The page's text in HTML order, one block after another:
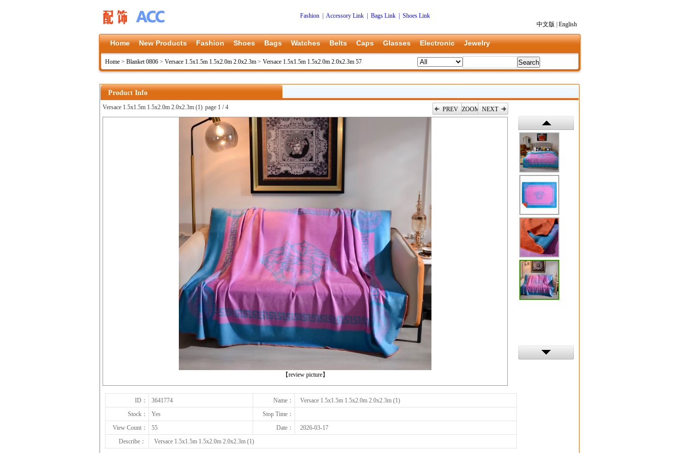
Fashion Accessory Link Bags Link
Shoes Link
中文版
English
Home New Products Fashion Shoes Bags Watches Belts Caps Glasses Electronic Jewelry
Home > Blanket 0806 > Versace 1.5x1.5m 1.5x2.0m 2.0x2.3m > Versace 1.5x1.5m 1.5x2.0m 2.0x2.3m 57
Product Info
Versace 1.5x1.5m 1.5x2.0m 2.0x2.3m (1) page 1 / 4 PREV ZOOM NEXT
【review picture】
上一张
下一张
ID： 3641774 Name：
Versace 1.5x1.5m 1.5x2.0m 2.0x2.3m (1)
Stock：
Yes
Stop Time：
View Count：
55 Date：
2026-03-17
Describe：
Versace 1.5x1.5m 1.5x2.0m 2.0x2.3m (1)